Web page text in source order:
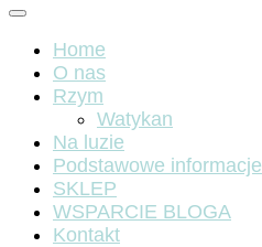
Home
O nas
Rzym
Watykan
Na luzie
Podstawowe informacje
SKLEP
WSPARCIE BLOGA
Kontakt